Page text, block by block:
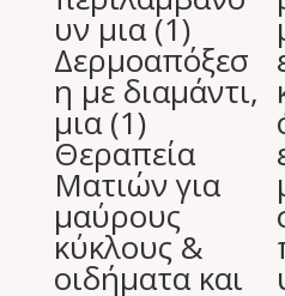
υν μια (1)
Δερμοαπόξεσ
η με διαμάντι,
μια (1)
Θεραπεία
Ματιών για
μαύρους
κύκλους &
οιδήματα και